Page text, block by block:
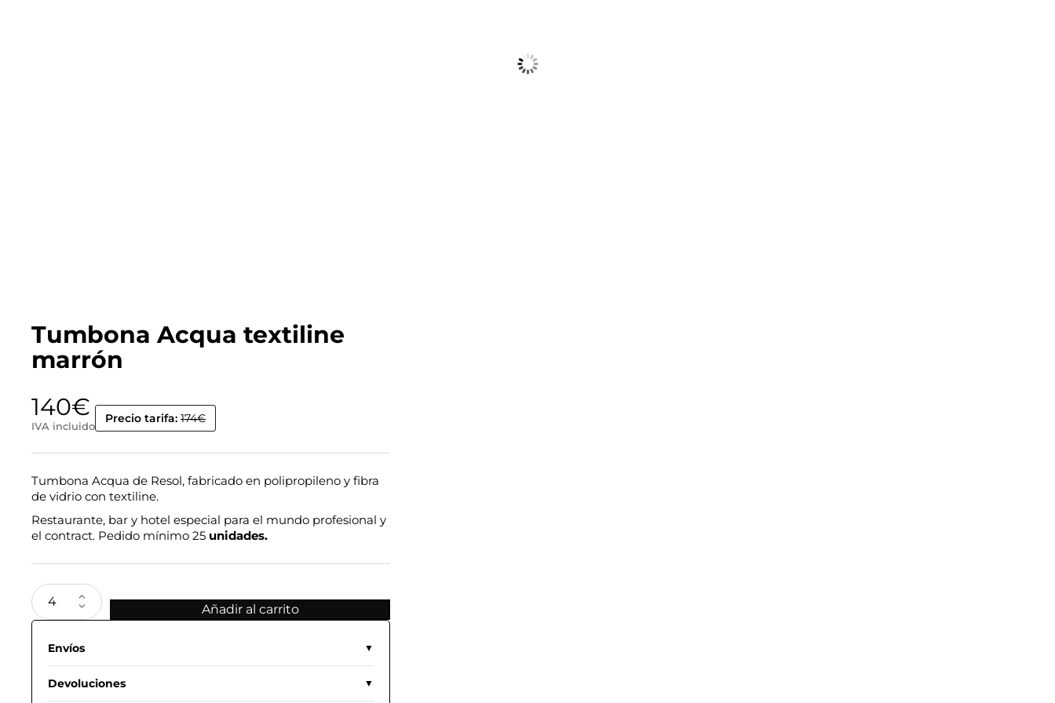
Tumbona Acqua textiline
marrón
140€
IVA incluido
Precio tarifa: 174€
Tumbona Acqua de Resol, fabricado en polipropileno y fibra
de vidrio con textiline.
Restaurante, bar y hotel especial para el mundo profesional y
el contract. Pedido mínimo 25 unidades.
Añadir al carrito
Envíos
Devoluciones